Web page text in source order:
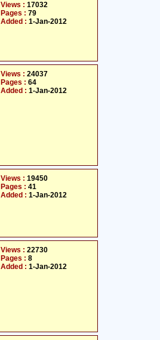
Views : 17032
Pages : 79
Added : 1-Jan-2012
Views : 24037
Pages : 64
Added : 1-Jan-2012
Views : 19450
Pages : 41
Added : 1-Jan-2012
Views : 22730
Pages : 8
Added : 1-Jan-2012